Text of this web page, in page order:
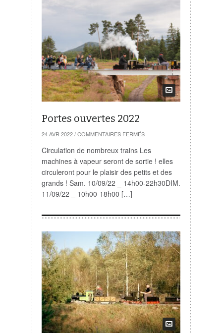
Portes ouvertes 2022
24 AVR 2022 / COMMENTAIRES FERMÉSSUR
2022
Circulation de nombreux trains Les
machines à vapeur seront de sortie ! elles
circuleront pour le plaisir des petits et des
grands ! Sam. 10/09/22 _ 14h00-22h30DIM.
11/09/22 _ 10h00-18h00 […]